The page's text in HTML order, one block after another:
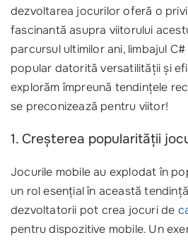
dezvoltarea jocurilor oferă o
fascinantă asupra viitorului
parcursul ultimilor ani, limbajul
popular datorită versatilității și
explorăm împreună tendințele
se preconizează pentru viitor!
1. Creșterea popularității
Jocurile mobile au explodat în
un rol esențial în această
dezvoltatorii pot crea jocuri de
pentru dispozitive mobile. Un